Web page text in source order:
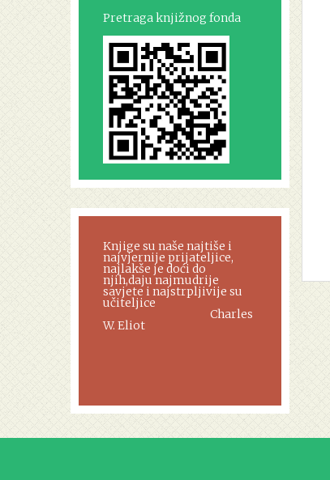
Pretraga knjižnog fonda
Knjige su naše najtiše i
najvjernije prijateljice,
najlakše je doći do
njih,daju najmudrije
savjete i najstrpljivije su
učiteljice
Charles
W. Eliot